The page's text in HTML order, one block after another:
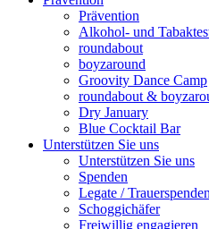
Prävention
Alkohol- und
roundabout
boyzaround
Groovity Dance Camp
roundabout &
Dry January
Blue Cocktail Bar
Unterstützen Sie uns
Unterstützen Sie uns
Spenden
Legate / Trauerspenden
Schoggichäfer
Freiwillig engagieren